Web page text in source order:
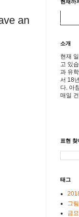
an
현재까
소개
현재
고 있
과 유
서 18
다. 아
매일
표현
태그
그
금